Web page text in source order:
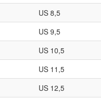
US 8,5
US 9,5
US 10,5
US 11,5
US 12,5